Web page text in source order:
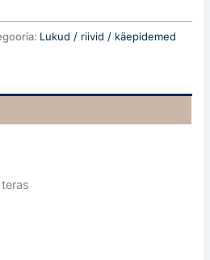
Lukud / riivid / käepidemed